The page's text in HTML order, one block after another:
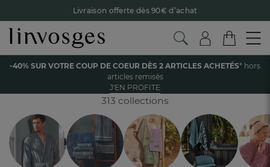
Livraison offerte dès 90€ d’achat
Retour offert avec Colissimo* !
Payez en 3x ou 4x sans frais avec Alma
Le parrainage Linvosges : offrez 15€, recevez 15€ !
Je
découvre
-40% sur votre coup de coeurdès 2 articles achetés !
profite
-40% SUR VOTRE COUP DE COEUR DÈS 2 ARTICLES ACHETÉS* hors
articles remisés
J'EN PROFITE
Accueil La salle de bain Linge de bain
LINGE DE BAIN
313 collections